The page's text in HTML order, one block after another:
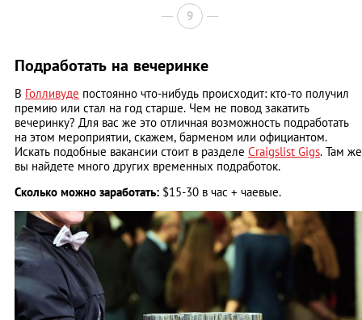
9
Подработать на вечеринке
В Голливуде постоянно что-нибудь происходит: кто-то получил
премию или стал на год старше. Чем не повод закатить
вечеринку? Для вас же это отличная возможность подработать
на этом мероприятии, скажем, барменом или официантом.
Искать подобные вакансии стоит в разделе Craigslist Gigs. Там же
вы найдете много других временных подработок.
Сколько можно заработать: $15-30 в час + чаевые.